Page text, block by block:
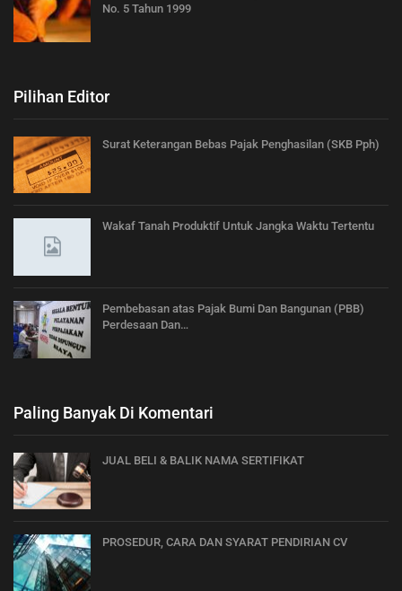
No. 5 Tahun 1999
Pilihan Editor
Surat Keterangan Bebas Pajak Penghasilan (SKB Pph)
Wakaf Tanah Produktif Untuk Jangka Waktu Tertentu
Pembebasan atas Pajak Bumi Dan Bangunan (PBB)
Perdesaan Dan…
Paling Banyak Di Komentari
JUAL BELI & BALIK NAMA SERTIFIKAT
PROSEDUR, CARA DAN SYARAT PENDIRIAN CV